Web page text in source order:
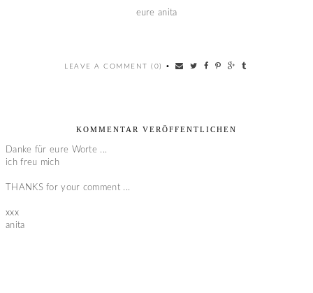
eure anita
LEAVE A COMMENT (0) •
KOMMENTAR VERÖFFENTLICHEN
Danke für eure Worte ...
ich freu mich
THANKS for your comment ...
xxx
anita